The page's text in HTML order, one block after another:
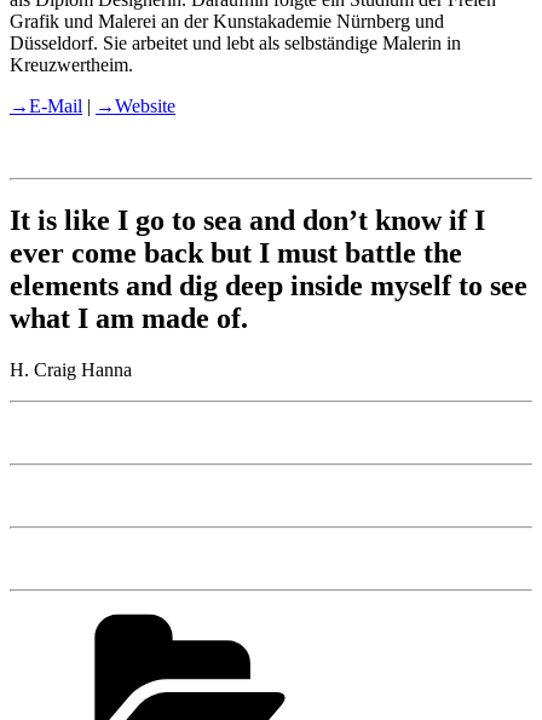
Grafik und Malerei an der Kunstakademie Nürnberg und
Düsseldorf. Sie arbeitet und lebt als selbständige Malerin in
Kreuzwertheim.
→E-Mail | →Website
It is like I go to sea and don’t know if I
ever come back but I must battle the
elements and dig deep inside myself to see
what I am made of.
H. Craig Hanna